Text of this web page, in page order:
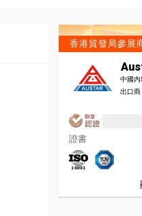
香港貿發局參展
中國
出口商
證書